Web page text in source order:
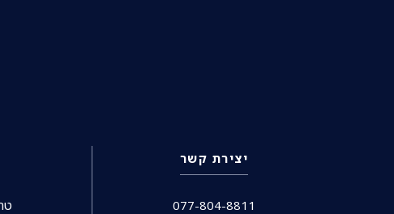
יצירת קשר
077-804-8811